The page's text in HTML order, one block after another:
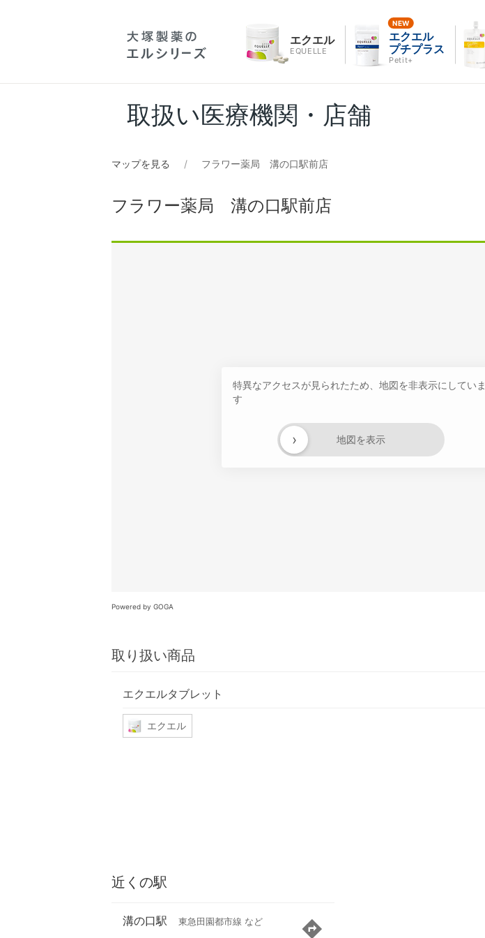
エクエル
EQUELLE
エクエル
プチプラス
Petit+
取扱い医療機関・店舗
マップを見る フラワー薬局 溝の口駅前店
フラワー薬局 溝の口駅前店
特異なアクセスが見られたため、地図を非表示にしていま
す
地図を表示
›
Powered by GOGA
取り扱い商品
エクエルタブレット
エクエル
近くの駅
溝の口駅 東急田園都市線 など